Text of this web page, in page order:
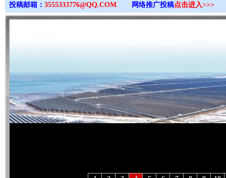
投稿邮箱： 3555333776@QQ.COM 网络推广投稿点击进入>>>